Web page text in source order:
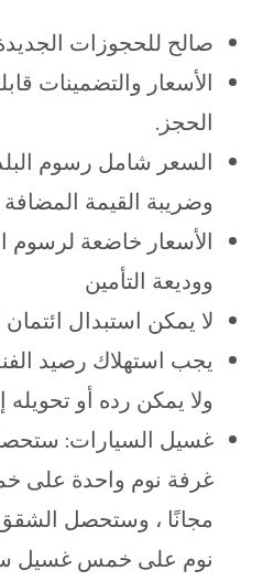
صالح للحجوزات
الأسعار والتضمينات
الحجز.
السعر شامل رسوم
وضريبة القيمة المضافة
الأسعار خاضعة لرسوم
ووديعة التأمين
لا يمكن استبدال ائتمان
يجب استهلاك رصيد
ولا يمكن رده أو
غسيل السيارات:
غرفة نوم واحدة على
مجانًا ، وستحصل
نوم على خمس غسيل